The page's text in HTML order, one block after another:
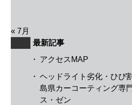
« 7月
最新記事
・ アクセスMAP
・ ヘッドライト劣化・ひび
島県カーコーティング専
ス・ゼン